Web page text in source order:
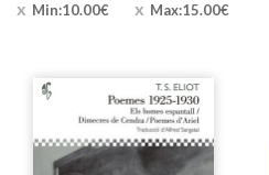
Min:10.00€ Max:15.00€